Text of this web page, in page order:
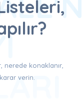
konaklanır,
verin.